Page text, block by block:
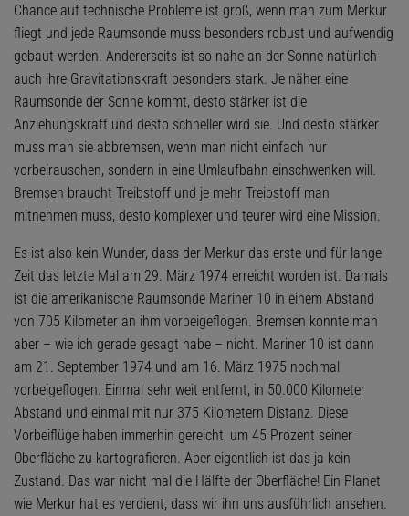
Chance auf technische Probleme ist groß, wenn man zum Merkur
fliegt und jede Raumsonde muss besonders robust und aufwendig
gebaut werden. Andererseits ist so nahe an der Sonne natürlich
auch ihre Gravitationskraft besonders stark. Je näher eine
Raumsonde der Sonne kommt, desto stärker ist die
Anziehungskraft und desto schneller wird sie. Und desto stärker
muss man sie abbremsen, wenn man nicht einfach nur
vorbeirauschen, sondern in eine Umlaufbahn einschwenken will.
Bremsen braucht Treibstoff und je mehr Treibstoff man
mitnehmen muss, desto komplexer und teurer wird eine Mission.
Es ist also kein Wunder, dass der Merkur das erste und für lange
Zeit das letzte Mal am 29. März 1974 erreicht worden ist. Damals
ist die amerikanische Raumsonde Mariner 10 in einem Abstand
von 705 Kilometer an ihm vorbeigeflogen. Bremsen konnte man
aber – wie ich gerade gesagt habe – nicht. Mariner 10 ist dann
am 21. September 1974 und am 16. März 1975 nochmal
vorbeigeflogen. Einmal sehr weit entfernt, in 50.000 Kilometer
Abstand und einmal mit nur 375 Kilometern Distanz. Diese
Vorbeiflüge haben immerhin gereicht, um 45 Prozent seiner
Oberfläche zu kartografieren. Aber eigentlich ist das ja kein
Zustand. Das war nicht mal die Hälfte der Oberfläche! Ein Planet
wie Merkur hat es verdient, dass wir ihn uns ausführlich ansehen.